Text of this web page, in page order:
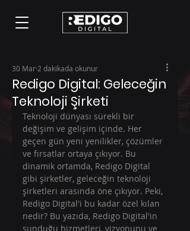
Redigo Digital: Geleceğin
Teknoloji Şirketi
30 Mar 2 dakikada okunur
Teknoloji dünyası sürekli bir
değişim ve gelişim içinde. Her
geçen gün yeni yenilikler, çözümler
ve fırsatlar ortaya çıkıyor. Bu
dinamik ortamda, Redigo Digital
gibi şirketler, geleceğin teknoloji
şirketleri arasında öne çıkıyor. Peki,
Redigo Digital'i bu kadar özel kılan
nedir? Bu yazıda, Redigo Digital'in
sunduğu hizmetleri, vizyonunu ve